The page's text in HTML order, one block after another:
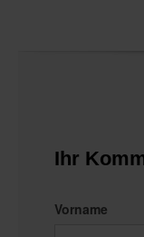
Ihr
Vorname